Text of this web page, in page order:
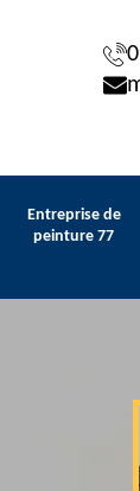
Entreprise de
peinture 77